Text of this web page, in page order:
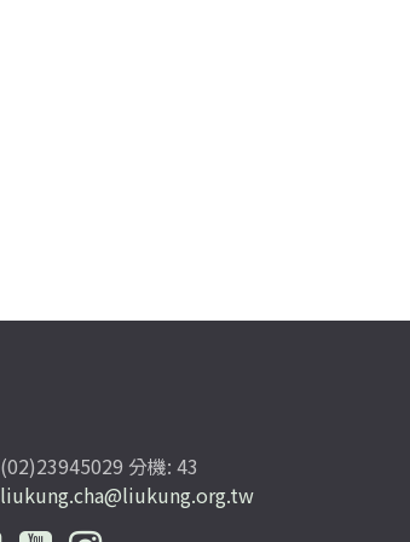
(02)23945029 分機: 43
liukung.cha@liukung.org.tw